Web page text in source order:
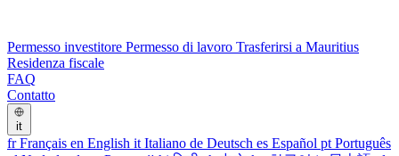
Permesso investitore Permesso di lavoro Trasferirsi a Mauritius
Residenza fiscale
FAQ
Contatto
it
frFrançais en English it Italiano de Deutsch es Español pt Português